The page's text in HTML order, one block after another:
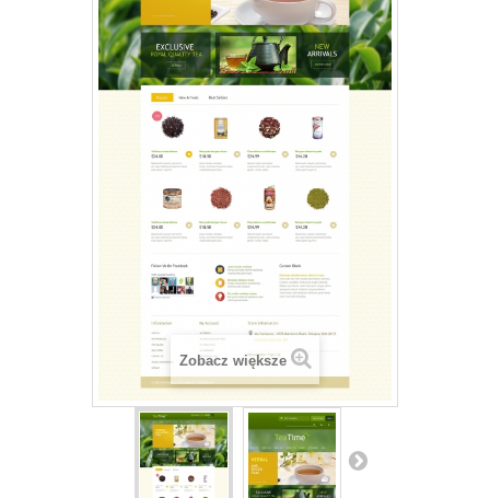
Zobacz większe